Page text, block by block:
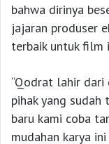
bahwa dirinya
jajaran produser
terbaik untuk film
“Qodrat lahir dari
pihak yang
baru kami coba
mudahan karya